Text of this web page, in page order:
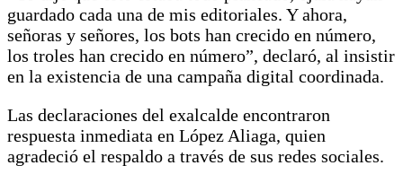
guardado cada una de mis editoriales. Y ahora,
señoras y señores, los bots han crecido en número,
los troles han crecido en número”, declaró, al insistir
en la existencia de una campaña digital coordinada.
Las declaraciones del exalcalde encontraron
respuesta inmediata en López Aliaga, quien
agradeció el respaldo a través de sus redes sociales.